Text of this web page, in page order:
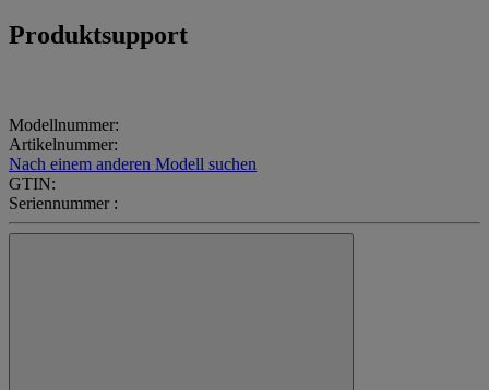
Produktsupport
Modellnummer:
Artikelnummer:
Nach einem anderen Modell suchen
GTIN:
Seriennummer :